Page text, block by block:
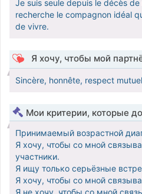
Je suis seule depuis le décès
recherche le compagnon idéal
de vivre.
Я хочу, чтобы мой
Sincère, honnête, respect
Мои критерии, которые
Принимаемый возрастной
Я хочу, чтобы со мной
участники.
Я ищу только серьёзные
Я хочу, чтобы со мной